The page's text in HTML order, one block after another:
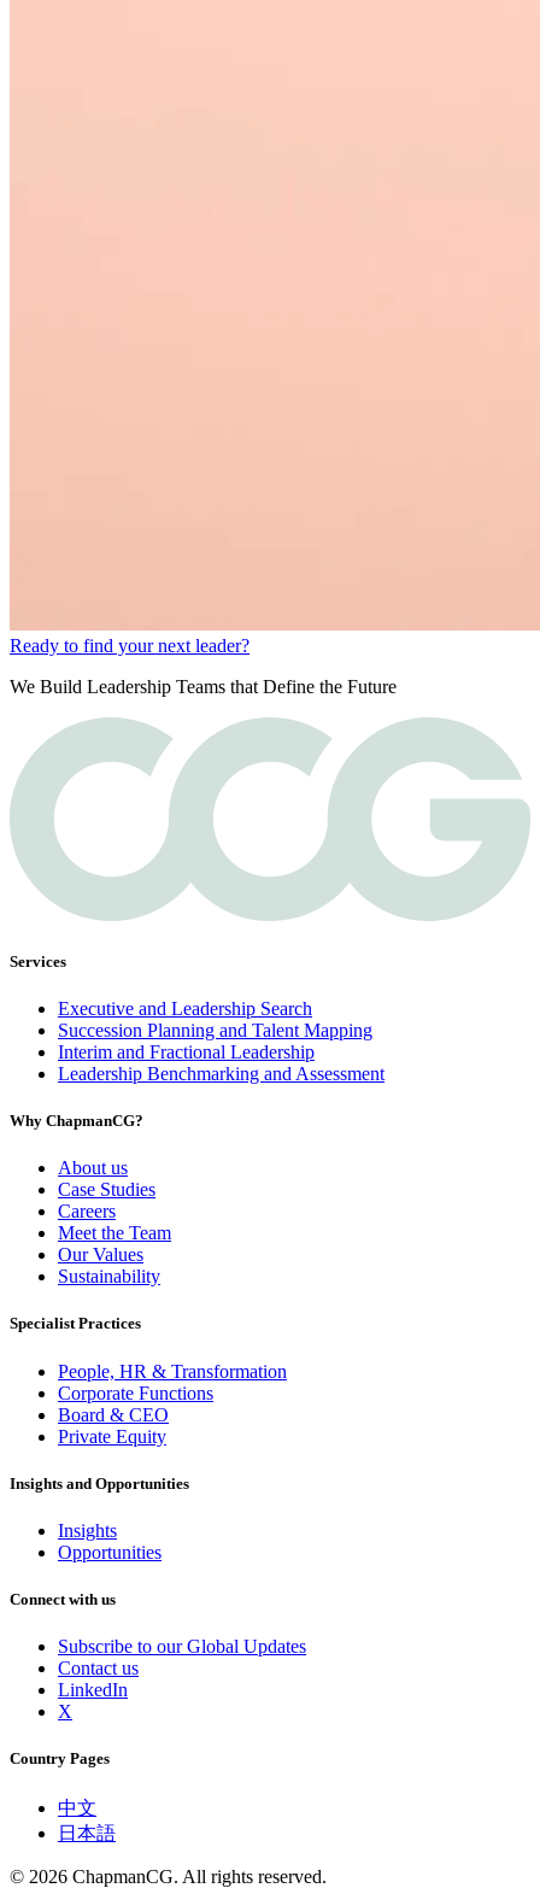
Ready to find your next leader?
We Build Leadership Teams that Define the Future
Services
Executive and Leadership Search
Succession Planning and Talent Mapping
Interim and Fractional Leadership
Leadership Benchmarking and Assessment
Why ChapmanCG?
About us
Case Studies
Careers
Meet the Team
Our Values
Sustainability
Specialist Practices
People, HR & Transformation
Corporate Functions
Board & CEO
Private Equity
Insights and Opportunities
Insights
Opportunities
Connect with us
Subscribe to our Global Updates
Contact us
LinkedIn
X
Country Pages
中文
日本語
© 2026 ChapmanCG. All rights reserved.